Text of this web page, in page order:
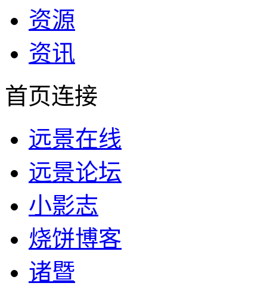
资源
资讯
首页连接
远景在线
远景论坛
小影志
烧饼博客
诸暨